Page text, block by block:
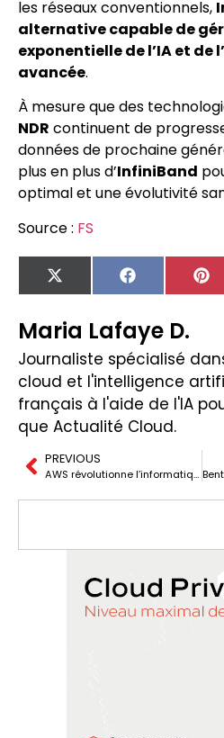
les réseaux conventionnels,
alternative capable de
exponentielle de l’IA et
avancée.
À mesure que des
NDR continuent de
données de prochaine
plus en plus d’InfiniBand
optimal et une évolutivité
Source : FS
X
(Twitter)
Facebook
Maria Lafaye D.
Journaliste spécialisé
cloud et l'intelligence
français à l'aide de l'IA
que Actualité Cloud.
PREVIOUS
AWS révolutionne l’informatique quantique avec sa nouvelle puce Ocelot